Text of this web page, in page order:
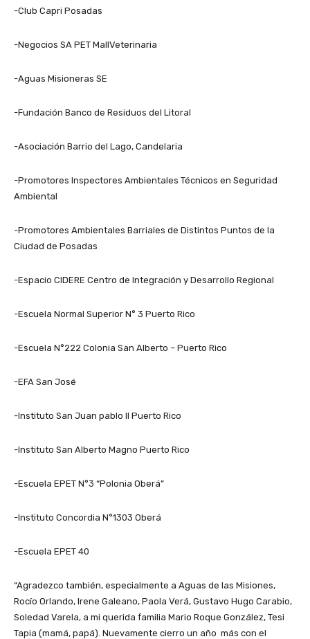
-Club Capri Posadas
-Negocios SA PET MallVeterinaria
-Aguas Misioneras SE
-Fundación Banco de Residuos del Litoral
-Asociación Barrio del Lago, Candelaria
-Promotores Inspectores Ambientales Técnicos en Seguridad
Ambiental
-Promotores Ambientales Barriales de Distintos Puntos de la
Ciudad de Posadas
-Espacio CIDERE Centro de Integración y Desarrollo Regional
-Escuela Normal Superior N° 3 Puerto Rico
-Escuela N°222 Colonia San Alberto – Puerto Rico
-EFA San José
-Instituto San Juan pablo II Puerto Rico
-Instituto San Alberto Magno Puerto Rico
-Escuela EPET N°3 “Polonia Oberá”
-Instituto Concordia N°1303 Oberá
-Escuela EPET 40
“Agradezco también, especialmente a Aguas de las Misiones,
Rocío Orlando, Irene Galeano, Paola Verá, Gustavo Hugo Carabio,
Soledad Varela, a mi querida familia Mario Roque González, Tesi
Tapia (mamá, papá). Nuevamente cierro un año más con el